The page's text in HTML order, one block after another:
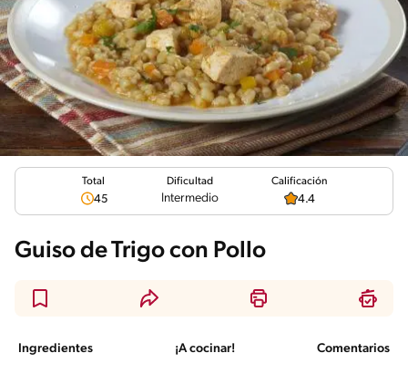
Total
45
Dificultad
Intermedio
Calificación
4.4
Guiso de Trigo con Pollo
Ingredientes ¡A cocinar! Comentarios